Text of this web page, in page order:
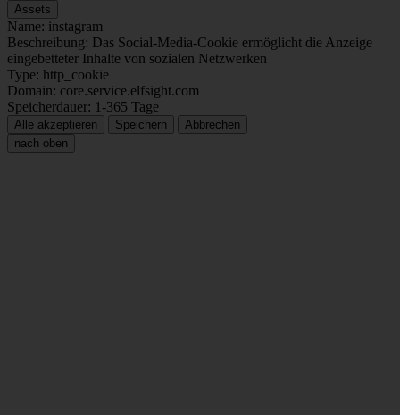
Assets
Name: instagram
Beschreibung: Das Social-Media-Cookie ermöglicht die Anzeige
eingebetteter Inhalte von sozialen Netzwerken
Type: http_cookie
Domain: core.service.elfsight.com
Speicherdauer: 1-365 Tage
Alle akzeptieren Speichern
Abbrechen
nach oben